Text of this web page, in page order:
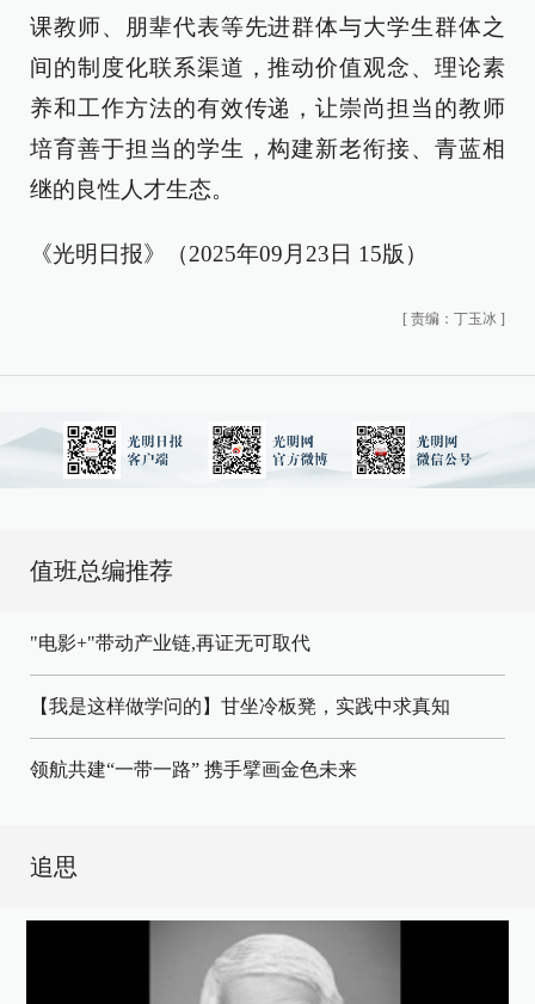
课教师、朋辈代表等先进群体与大学生群体之
间的制度化联系渠道，推动价值观念、理论素
养和工作方法的有效传递，让崇尚担当的教师
培育善于担当的学生，构建新老衔接、青蓝相
继的良性人才生态。
《光明日报》（2025年09月23日 15版）
[ 责编：丁玉冰 ]
值班总编推荐
"电影+"带动产业链,再证无可取代
【我是这样做学问的】甘坐冷板凳，实践中求真知
领航共建“一带一路” 携手擘画金色未来
追思